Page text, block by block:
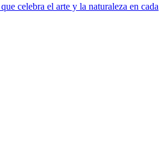
celebra el arte y la naturaleza en cada